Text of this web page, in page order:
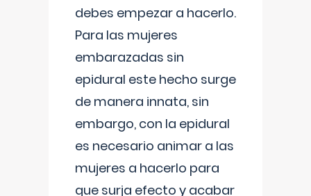
debes empezar a hacerlo.
Para las mujeres
embarazadas sin
epidural este hecho surge
de manera innata, sin
embargo, con la epidural
es necesario animar a las
mujeres a hacerlo para
que surja efecto y acabar